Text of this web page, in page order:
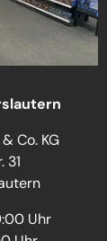
Co. KG
31
Uhr